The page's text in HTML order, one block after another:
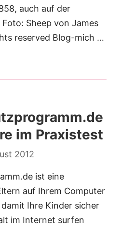
auch auf der
Sheep von James
reserved Blog-mich …
im Praxistest
2012
ist eine
auf Ihrem Computer
Ihre Kinder sicher
im Internet surfen